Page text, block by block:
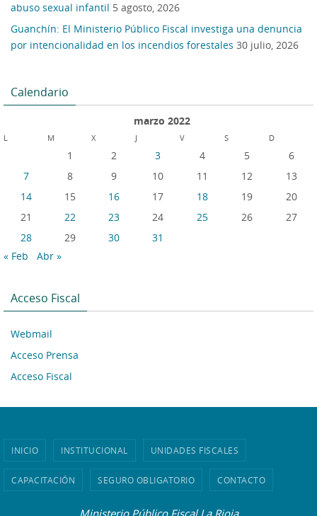
abuso sexual infantil 5 agosto, 2026
Guanchín: El Ministerio Público Fiscal investiga una denuncia
por intencionalidad en los incendios forestales 30 julio, 2026
Calendario
marzo 2022
L M X J V S D
1 2 3 4 5
6
7
8 9 10 11 12
13
14
15 16 17 18 19
20
21
22 23 24 25 26
27
28
29 30
31
« Feb
Abr »
Acceso Fiscal
Webmail
Acceso Prensa
Acceso Fiscal
INICIO INSTITUCIONAL UNIDADES FISCALES
CAPACITACIÓN SEGURO OBLIGATORIO CONTACTO